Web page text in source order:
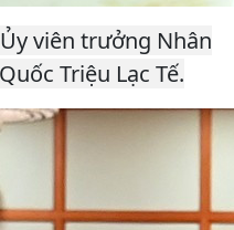
viên trưởng Nhân
Triệu Lạc Tế.